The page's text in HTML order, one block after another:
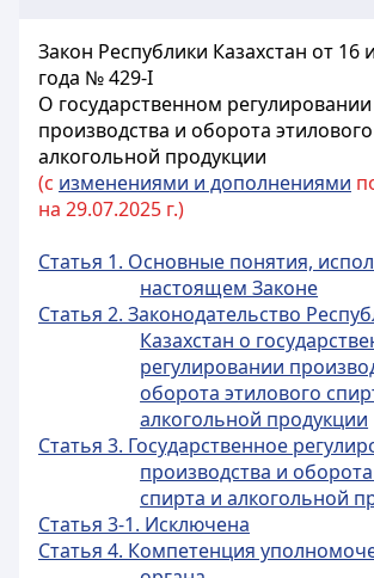
Закон Республики Казахстан от 16
года № 429-I
О государственном регулировании
производства и оборота
алкогольной продукции
(с изменениями и дополнениями
на 29.07.2025 г.)
Статья 1. Основные понятия,
настоящем Законе
Статья 2. Законодательство
Казахстан о
регулировании
оборота этилового
алкогольной продукции
Статья 3. Государственное
производства и
спирта и алкогольной
Статья 3-1. Исключена
Статья 4. Компетенция